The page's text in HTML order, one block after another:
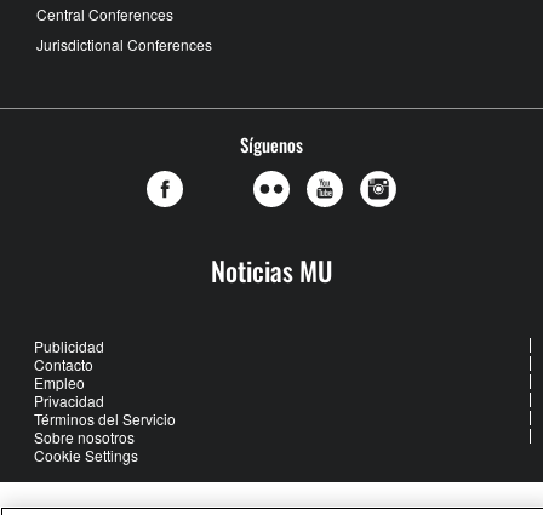
Central Conferences
Jurisdictional Conferences
Síguenos
Noticias MU
Publicidad
Contacto
Empleo
Privacidad
Términos del Servicio
Sobre nosotros
Cookie Settings